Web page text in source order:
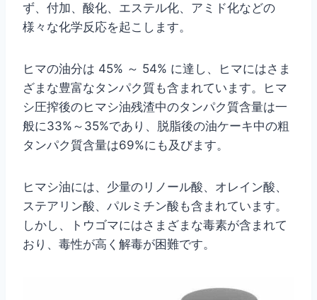
ず、付加、酸化、エステル化、アミド化などの
様々な化学反応を起こします。
ヒマの油分は 45% ～ 54% に達し、ヒマにはさま
ざまな豊富なタンパク質も含まれています。ヒマ
シ圧搾後のヒマシ油残渣中のタンパク質含量は一
般に33%～35%であり、脱脂後の油ケーキ中の粗
タンパク質含量は69%にも及びます。
ヒマシ油には、少量のリノール酸、オレイン酸、
ステアリン酸、パルミチン酸も含まれています。
しかし、トウゴマにはさまざまな毒素が含まれて
おり、毒性が高く解毒が困難です。